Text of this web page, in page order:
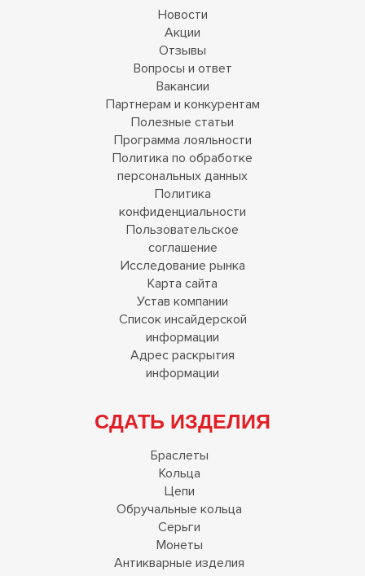
Новости
Акции
Отзывы
Вопросы и ответ
Вакансии
Партнерам и конкурентам
Полезные статьи
Программа лояльности
Политика по обработке
персональных данных
Политика
конфиденциальности
Пользовательское
соглашение
Исследование рынка
Карта сайта
Устав компании
Список инсайдерской
информации
Адрес раскрытия
информации
СДАТЬ ИЗДЕЛИЯ
Браслеты
Кольца
Цепи
Обручальные кольца
Серьги
Монеты
Антикварные изделия